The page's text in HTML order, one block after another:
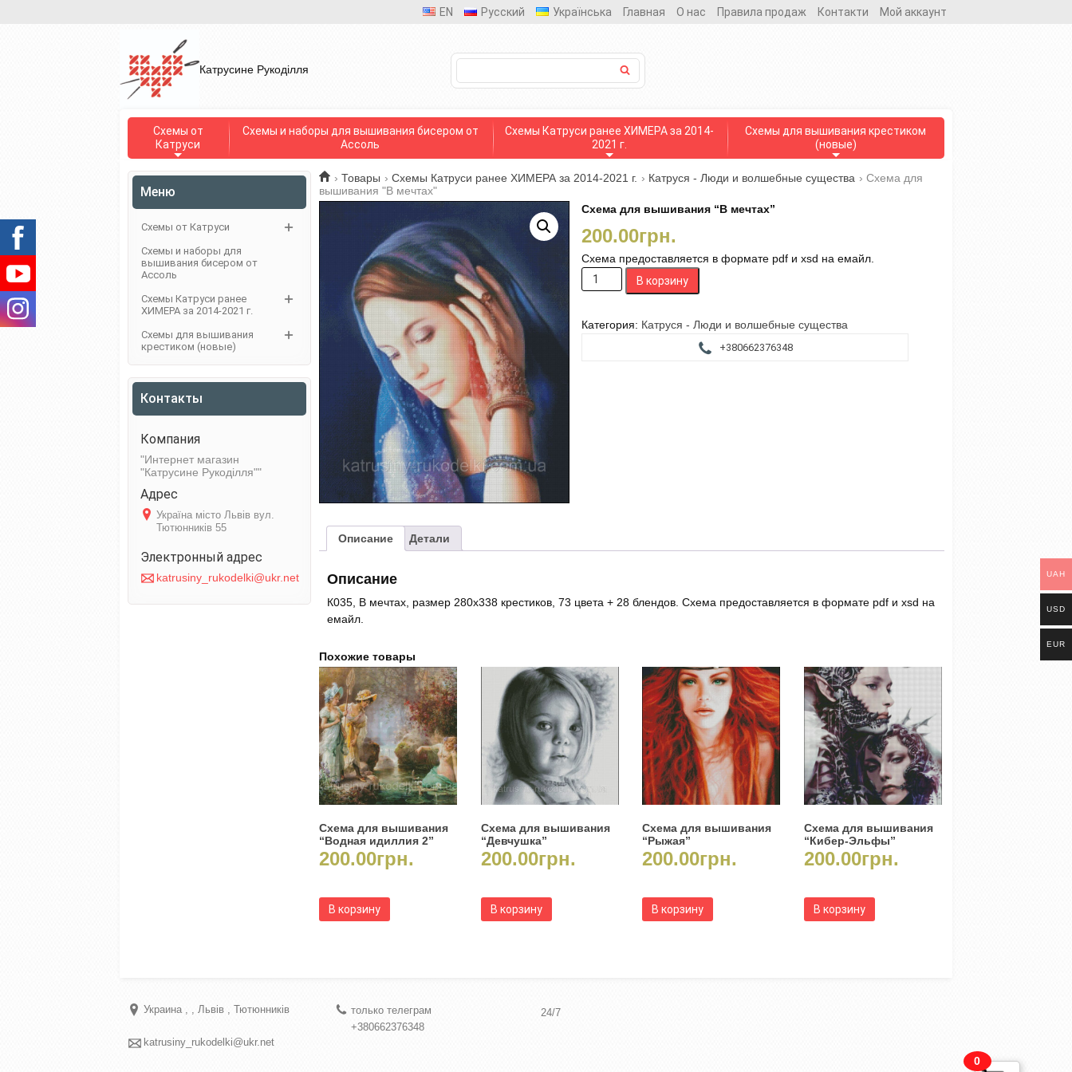
EN Русский Українська Главная О нас Правила продаж Контакти Мой аккаунт
Катрусине Рукоділля
Схемы от
Катруси
Схемы и наборы для вышивания бисером от
Ассоль
Схемы Катруси ранее ХИМЕРА за 2014-
2021 г.
Схемы для вышивания крестиком
(новые)
› Товары › Схемы Катруси ранее ХИМЕРА за 2014-2021 г. › Катруся - Люди и волшебные существа › Схема для
вышивания "В мечтах"
Схема для вышивания “В мечтах”
200.00грн.
Схема предоставляется в формате pdf и xsd на емайл.
Количество
товара
для
В корзину
Категория: Катруся - Люди и волшебные существа
+380662376348
Описание Детали
Описание
К035, В мечтах, размер 280х338 крестиков, 73 цвета + 28 блендов. Схема предоставляется в формате pdf и xsd на
емайл.
Похожие товары
Схема для вышивания
“Водная идиллия 2”
200.00грн.
В корзину
Схема для вышивания
“Девчушка”
200.00грн.
В корзину
Схема для вышивания
“Рыжая”
200.00грн.
В корзину
Схема для вышивания
“Кибер-Эльфы”
200.00грн.
В корзину
Меню
Схемы от Катруси
Схемы и наборы для
вышивания бисером от
Ассоль
Схемы Катруси ранее
ХИМЕРА за 2014-2021 г.
Схемы для вышивания
крестиком (новые)
Контакты
Интернет магазин
"Катрусине Рукоділля"
Україна місто Львів вул.
Тютюнників 55
katrusiny_rukodelki@ukr.net
Украина Львів Тютюнників
katrusiny_rukodelki@ukr.net
только телеграм
+380662376348
24/7
UAH
USD
EUR
0